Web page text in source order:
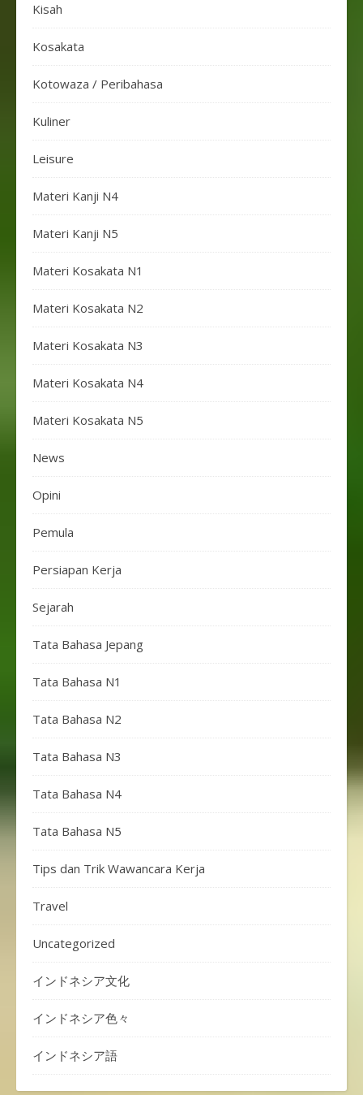
Kisah
Kosakata
Kotowaza / Peribahasa
Kuliner
Leisure
Materi Kanji N4
Materi Kanji N5
Materi Kosakata N1
Materi Kosakata N2
Materi Kosakata N3
Materi Kosakata N4
Materi Kosakata N5
News
Opini
Pemula
Persiapan Kerja
Sejarah
Tata Bahasa Jepang
Tata Bahasa N1
Tata Bahasa N2
Tata Bahasa N3
Tata Bahasa N4
Tata Bahasa N5
Tips dan Trik Wawancara Kerja
Travel
Uncategorized
インドネシア文化
インドネシア色々
インドネシア語